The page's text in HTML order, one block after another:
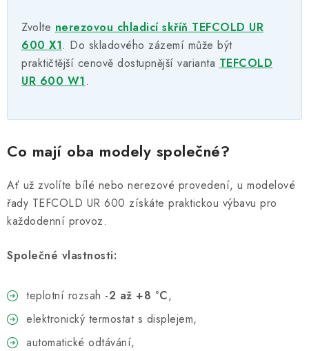
Zvolte nerezovou chladicí skříň TEFCOLD UR
600 X1. Do skladového zázemí může být
praktičtější cenově dostupnější varianta TEFCOLD
UR 600 W1.
Co mají oba modely společné?
Ať už zvolíte bílé nebo nerezové provedení, u modelové
řady TEFCOLD UR 600 získáte praktickou výbavu pro
každodenní provoz.
Společné vlastnosti:
teplotní rozsah -2 až +8 °C,
elektronický termostat s displejem,
automatické odtávání,